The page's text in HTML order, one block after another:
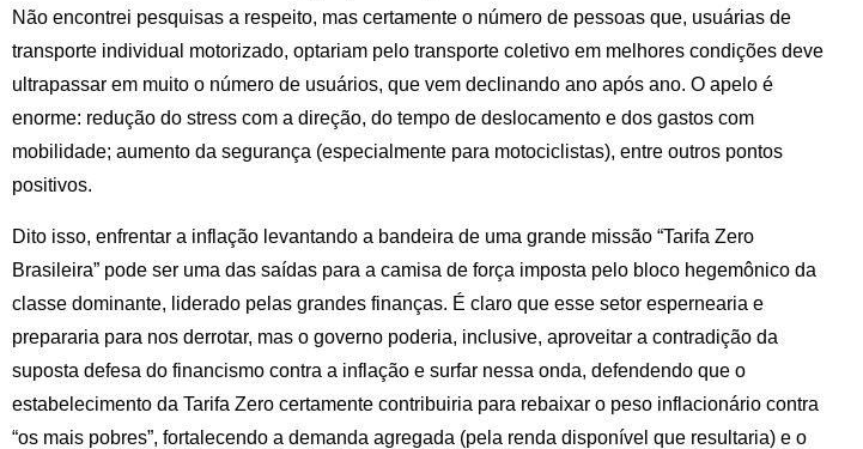
Não encontrei pesquisas a respeito, mas certamente o número de pessoas que, usuárias de
transporte individual motorizado, optariam pelo transporte coletivo em melhores condições deve
ultrapassar em muito o número de usuários, que vem declinando ano após ano. O apelo é
enorme: redução do stress com a direção, do tempo de deslocamento e dos gastos com
mobilidade; aumento da segurança (especialmente para motociclistas), entre outros pontos
positivos.
Dito isso, enfrentar a inflação levantando a bandeira de uma grande missão “Tarifa Zero
Brasileira” pode ser uma das saídas para a camisa de força imposta pelo bloco hegemônico da
classe dominante, liderado pelas grandes finanças. É claro que esse setor espernearia e
prepararia para nos derrotar, mas o governo poderia, inclusive, aproveitar a contradição da
suposta defesa do financismo contra a inflação e surfar nessa onda, defendendo que o
estabelecimento da Tarifa Zero certamente contribuiria para rebaixar o peso inflacionário contra
“os mais pobres”, fortalecendo a demanda agregada (pela renda disponível que resultaria) e o